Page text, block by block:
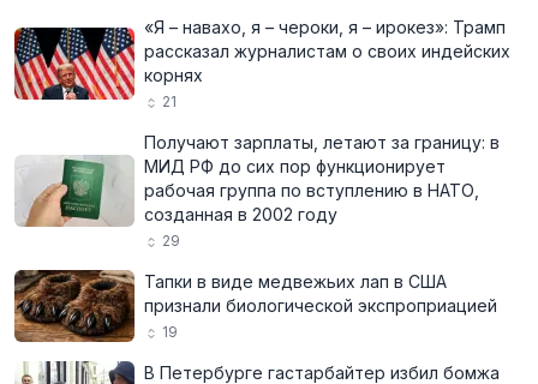
«Я – навахо, я – чероки, я – ирокез»: Трамп
рассказал журналистам о своих индейских
корнях
21
Получают зарплаты, летают за границу: в
МИД РФ до сих пор функционирует
рабочая группа по вступлению в НАТО,
созданная в 2002 году
29
Тапки в виде медвежьих лап в США
признали биологической экспроприацией
19
В Петербурге гастарбайтер избил бомжа